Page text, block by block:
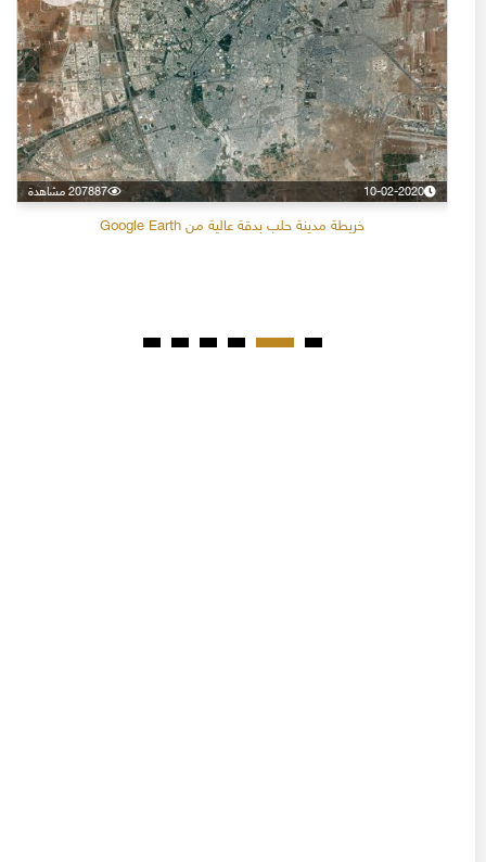
10-02-2020 207887 مشاهدة
خريطة مدينة حلب بدقة عالية من Google Earth